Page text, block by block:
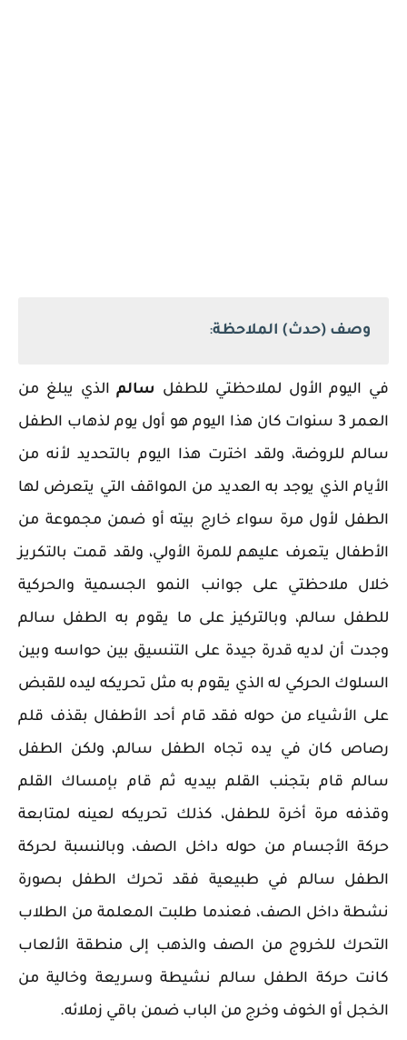
وصف (حدث) الملاحظة:
في اليوم الأول لملاحظتي للطفل سالم الذي يبلغ من
العمر 3 سنوات كان هذا اليوم هو أول يوم لذهاب الطفل
سالم للروضة، ولقد اخترت هذا اليوم بالتحديد لأنه من
الأيام الذي يوجد به العديد من المواقف التي يتعرض لها
الطفل لأول مرة سواء خارج بيته أو ضمن مجموعة من
الأطفال يتعرف عليهم للمرة الأولي، ولقد قمت بالتكريز
خلال ملاحظتي على جوانب النمو الجسمية والحركية
للطفل سالم، وبالتركيز على ما يقوم به الطفل سالم
وجدت أن لديه قدرة جيدة على التنسيق بين حواسه وبين
السلوك الحركي له الذي يقوم به مثل تحريكه ليده للقبض
على الأشياء من حوله فقد قام أحد الأطفال بقذف قلم
رصاص كان في يده تجاه الطفل سالم، ولكن الطفل
سالم قام بتجنب القلم بيديه ثم قام بإمساك القلم
وقذفه مرة أخرة للطفل، كذلك تحريكه لعينه لمتابعة
حركة الأجسام من حوله داخل الصف، وبالنسبة لحركة
الطفل سالم في طبيعية فقد تحرك الطفل بصورة
نشطة داخل الصف، فعندما طلبت المعلمة من الطلاب
التحرك للخروج من الصف والذهب إلى منطقة الألعاب
كانت حركة الطفل سالم نشيطة وسريعة وخالية من
الخجل أو الخوف وخرج من الباب ضمن باقي زملائه.